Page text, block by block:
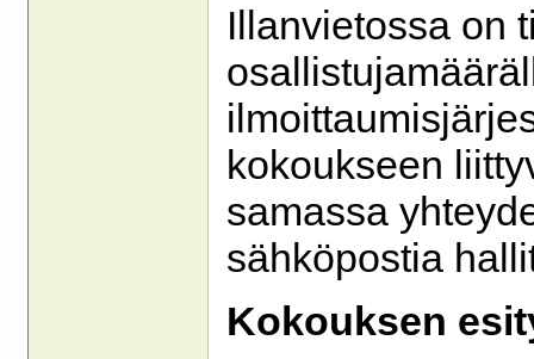
Illanvietossa on
kokoukseen
samassa
sähköpostia
Kokouksen